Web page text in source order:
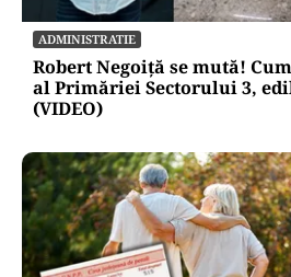
ADMINISTRATIE
Robert Negoiță se mută!
al Primăriei Sectorului 3,
(VIDEO)